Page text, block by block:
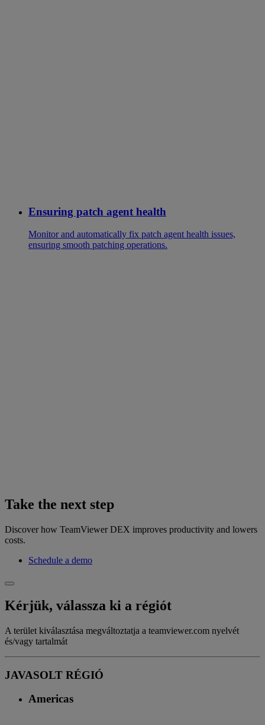
Ensuring patch agent health
Monitor and automatically fix patch agent health issues,
ensuring smooth patching operations.
Take the next step
Discover how TeamViewer DEX improves productivity and lowers
costs.
Schedule a demo
Kérjük, válassza ki a régiót
A terület kiválasztása megváltoztatja a teamviewer.com nyelvét
és/vagy tartalmát
JAVASOLT RÉGIÓ
Americas